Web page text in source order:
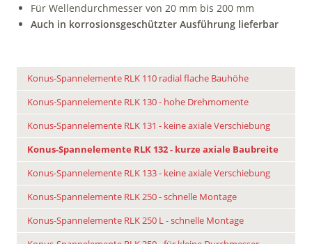
Für Wellendurchmesser von 20 mm bis 200 mm
Auch in korrosionsgeschützter Ausführung lieferbar
Konus-Spannelemente RLK 110 radial flache Bauhöhe
Konus-Spannelemente RLK 130 - hohe Drehmomente
Konus-Spannelemente RLK 131 - keine axiale Verschiebung
Konus-Spannelemente RLK 132 - kurze axiale Baubreite
Konus-Spannelemente RLK 133 - keine axiale Verschiebung
Konus-Spannelemente RLK 250 - schnelle Montage
Konus-Spannelemente RLK 250 L - schnelle Montage